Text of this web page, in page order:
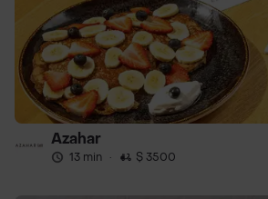
Azahar
13 min · $ 3500